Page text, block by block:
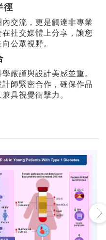
徑
交流，更是觸達非專業
社交媒體上分享，讓您
公眾視野。
嚴謹與設計美感並重。
師緊密合作，確保作品
具視覺衝擊力。